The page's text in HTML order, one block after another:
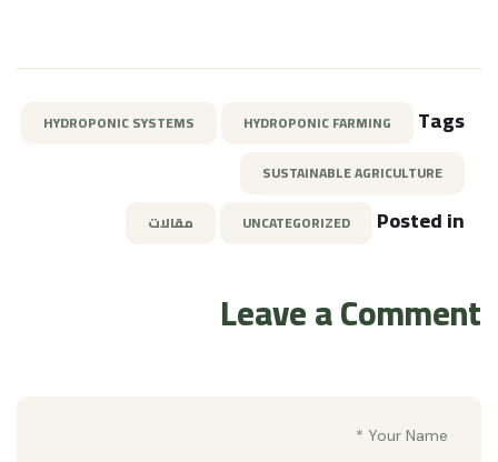
Tags
HYDROPONIC FARMING
HYDROPONIC SYSTEMS
SUSTAINABLE AGRICULTURE
Posted in
UNCATEGORIZED مقالات
Leave a Comment